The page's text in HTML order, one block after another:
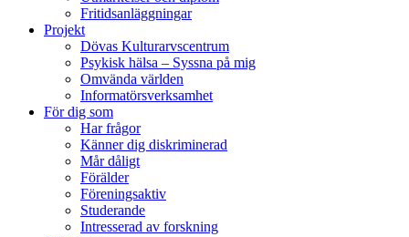
Fritidsanläggningar
Projekt
Dövas Kulturarvscentrum
Psykisk hälsa – Syssna på mig
Omvända världen
Informatörsverksamhet
För dig som
Har frågor
Känner dig diskriminerad
Mår dåligt
Förälder
Föreningsaktiv
Studerande
Intresserad av forskning